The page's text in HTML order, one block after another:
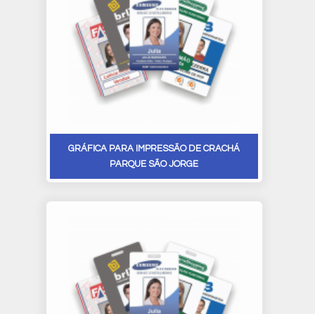
GRÁFICA PARA IMPRESSÃO DE CRACHÁ
PARQUE SÃO JORGE